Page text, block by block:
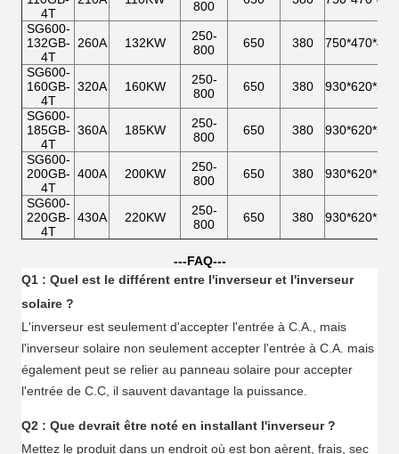
4T
800
SG600-
132GB-
4T
260A 132KW
250-
800
650 380 750*470*480
SG600-
160GB-
4T
320A 160KW
250-
800
650 380 930*620*530
SG600-
185GB-
4T
360A 185KW
250-
800
650 380 930*620*530
SG600-
200GB-
4T
400A 200KW
250-
800
650 380 930*620*530
SG600-
220GB-
4T
430A 220KW
250-
800
650 380 930*620*530
---FAQ---
Q1 : Quel est le différent entre l'inverseur et l'inverseur
solaire ?
L'inverseur est seulement d'accepter l'entrée à C.A., mais
l'inverseur solaire non seulement accepter l'entrée à C.A. mais
également peut se relier au panneau solaire pour accepter
l'entrée de C.C, il sauvent davantage la puissance.
Q2 : Que devrait être noté en installant l'inverseur ?
Mettez le produit dans un endroit où est bon aèrent, frais, sec